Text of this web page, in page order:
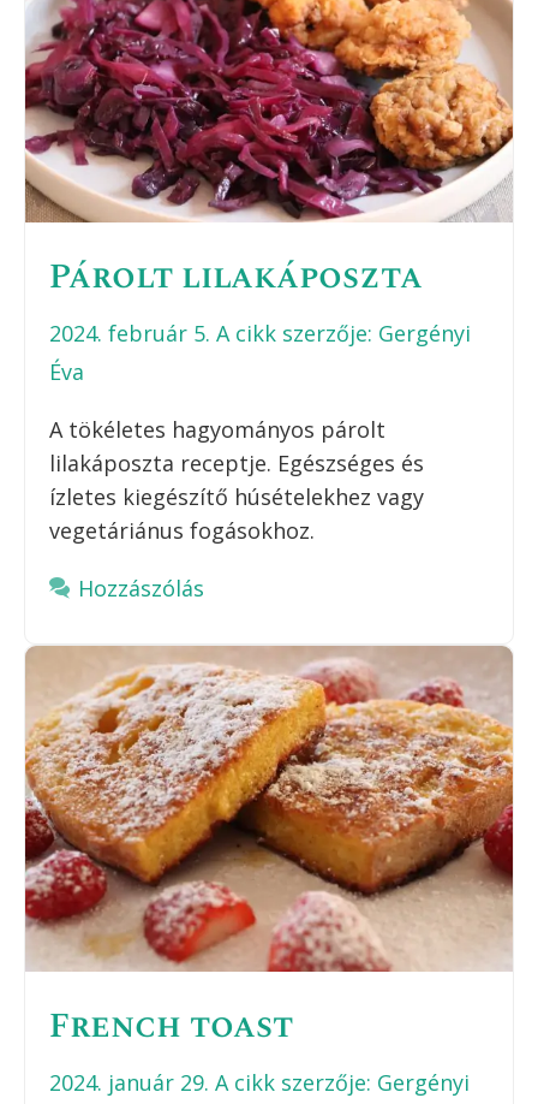
Párolt lilakáposzta
2024. február 5. A cikk szerzője: Gergényi
Éva
A tökéletes hagyományos párolt
lilakáposzta receptje. Egészséges és
ízletes kiegészítő húsételekhez vagy
vegetáriánus fogásokhoz.
Hozzászólás
French toast
2024. január 29. A cikk szerzője: Gergényi